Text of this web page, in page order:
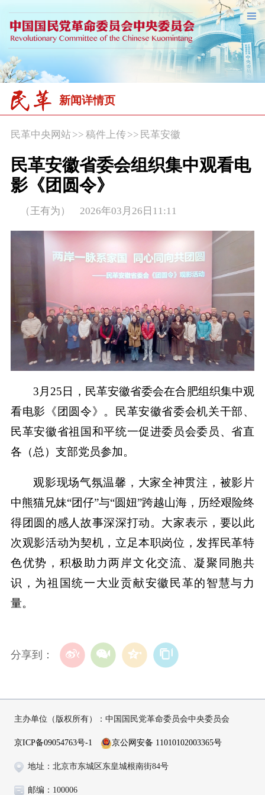
新闻详情页
民革中央网站>> 稿件上传 >> 民革安徽
民革安徽省委会组织集中观看电
影《团圆令》
（王有为） 2026年03月26日11:11
3月25日，民革安徽省委会在合肥组织集中观
看电影《团圆令》。民革安徽省委会机关干部、
民革安徽省祖国和平统一促进委员会委员、省直
各（总）支部党员参加。
观影现场气氛温馨，大家全神贯注，被影片
中熊猫兄妹“团仔”与“圆妞”跨越山海，历经艰险终
得团圆的感人故事深深打动。大家表示，要以此
次观影活动为契机，立足本职岗位，发挥民革特
色优势，积极助力两岸文化交流、凝聚同胞共
识，为祖国统一大业贡献安徽民革的智慧与力
量。
分享到：
主办单位（版权所有）：中国国民党革命委员会中央委员会
京ICP备09054763号-1 京公网安备 11010102003365号
地址：北京市东城区东皇城根南街84号
邮编：100006